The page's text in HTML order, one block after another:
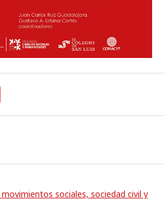
sociales, sociedad civil y